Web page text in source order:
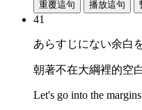
重覆這句 播放這句
41
あらすじにない余白
朝著不在大綱裡的空
Let's go into the